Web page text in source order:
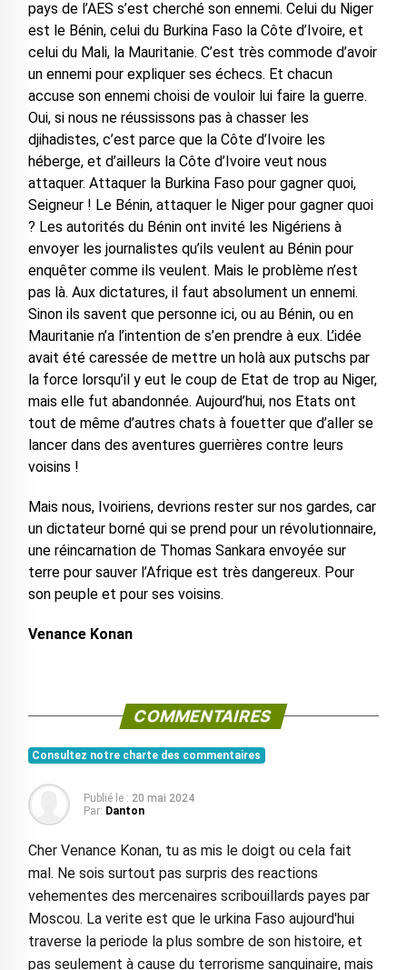
pays de l’AES s’est cherché son ennemi. Celui du Niger
est le Bénin, celui du Burkina Faso la Côte d’Ivoire, et
celui du Mali, la Mauritanie. C’est très commode d’avoir
un ennemi pour expliquer ses échecs. Et chacun
accuse son ennemi choisi de vouloir lui faire la guerre.
Oui, si nous ne réussissons pas à chasser les
djihadistes, c’est parce que la Côte d’Ivoire les
héberge, et d’ailleurs la Côte d’Ivoire veut nous
attaquer. Attaquer la Burkina Faso pour gagner quoi,
Seigneur ! Le Bénin, attaquer le Niger pour gagner quoi
? Les autorités du Bénin ont invité les Nigériens à
envoyer les journalistes qu’ils veulent au Bénin pour
enquêter comme ils veulent. Mais le problème n’est
pas là. Aux dictatures, il faut absolument un ennemi.
Sinon ils savent que personne ici, ou au Bénin, ou en
Mauritanie n’a l’intention de s’en prendre à eux. L’idée
avait été caressée de mettre un holà aux putschs par
la force lorsqu’il y eut le coup de Etat de trop au Niger,
mais elle fut abandonnée. Aujourd’hui, nos Etats ont
tout de même d’autres chats à fouetter que d’aller se
lancer dans des aventures guerrières contre leurs
voisins !
Mais nous, Ivoiriens, devrions rester sur nos gardes, car
un dictateur borné qui se prend pour un révolutionnaire,
une réincarnation de Thomas Sankara envoyée sur
terre pour sauver l’Afrique est très dangereux. Pour
son peuple et pour ses voisins.
Venance Konan
COMMENTAIRES
Consultez notre charte des commentaires
Publié le : 20 mai 2024
Par: Danton
Cher Venance Konan, tu as mis le doigt ou cela fait
mal. Ne sois surtout pas surpris des reactions
vehementes des mercenaires scribouillards payes par
Moscou. La verite est que le urkina Faso aujourd'hui
traverse la periode la plus sombre de son histoire, et
pas seulement à cause du terrorisme sanguinaire, mais